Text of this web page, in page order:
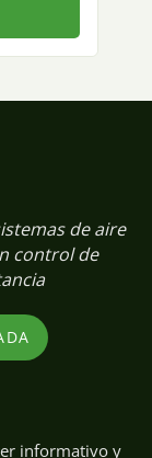
de aire
control de
informativo y